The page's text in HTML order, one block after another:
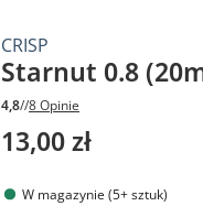
CRISP
Starnut 0.8
4,8//8 Opinie
13,00 zł
W magazynie (5+ sztuk)